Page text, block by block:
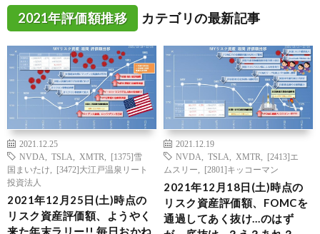
2021年評価額推移 カテゴリの最新記事
2021.12.25
NVDA
TSLA XMTR
[1375]雪
国まいたけ
[3472]大江戸温泉リート
投資法人
2021年12月25日(土)時点の
リスク資産評価額、ようやく
来た年末ラリー!! 毎日おかね
2021.12.19
NVDA
TSLA XMTR
[2413]エ
ムスリー
[2801]キッコーマン
2021年12月18日(土)時点の
リスク資産評価額、FOMCを
通過してあく抜け…のはず